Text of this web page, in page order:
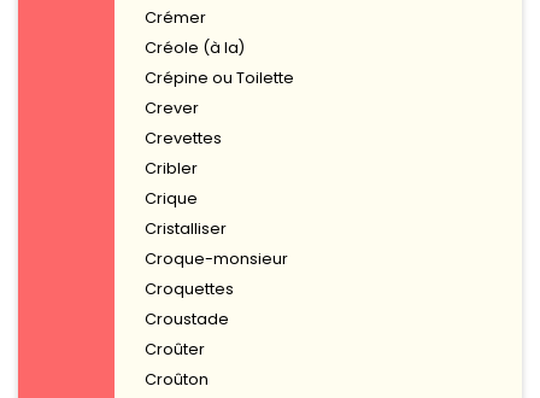
Crémer
Créole (à la)
Crépine ou Toilette
Crever
Crevettes
Cribler
Crique
Cristalliser
Croque-monsieur
Croquettes
Croustade
Croûter
Croûton